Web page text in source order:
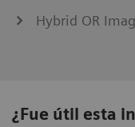
Hybrid OR
¿Fue útil esta